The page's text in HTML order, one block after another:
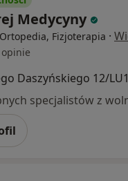
Medycyny
Fizjoterapia ·
opinie